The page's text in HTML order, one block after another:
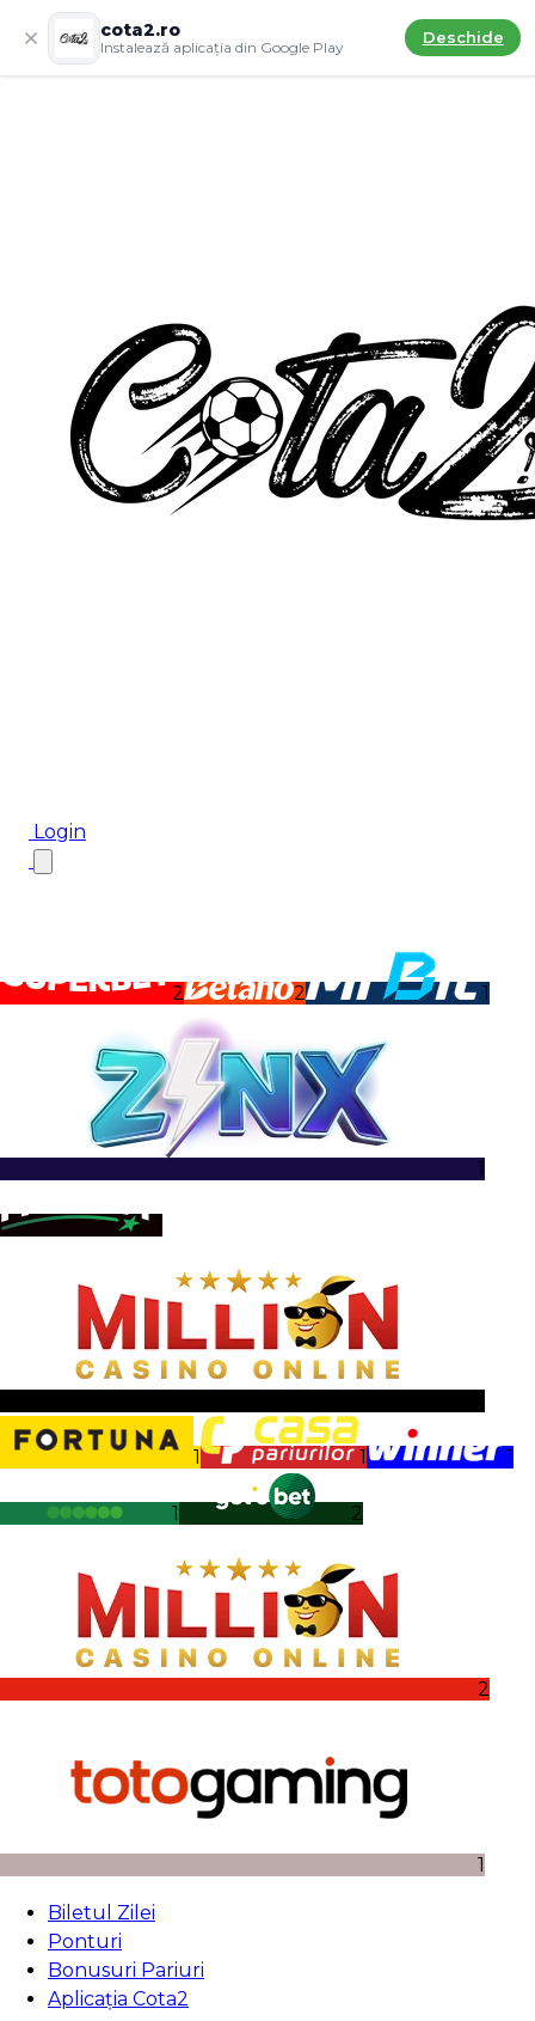
cota2.ro
Instalează aplicația din Google Play Deschide
Login
2 2 1
1
1 1 1
1 2
2
1
Biletul Zilei
Ponturi
Bonusuri Pariuri
Aplicația Cota2